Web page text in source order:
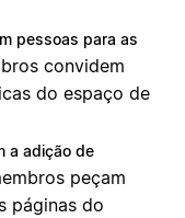
pessoas para as
convidem
do espaço de
a adição de
peçam
páginas do